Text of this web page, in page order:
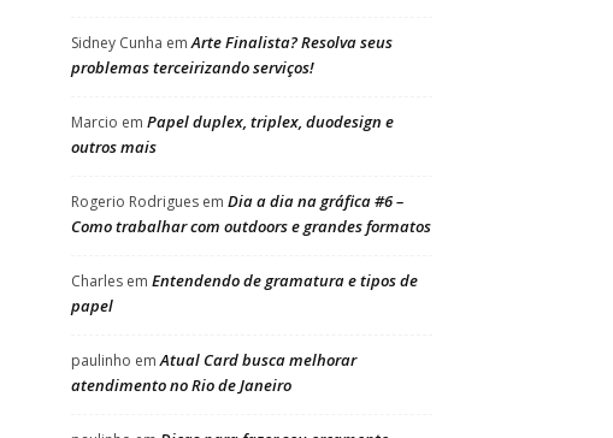
Sidney Cunha emArte Finalista? Resolva seus
problemas terceirizando serviços!
Marcio em Papel duplex, triplex, duodesign e
outros mais
Rogerio Rodrigues em Dia a dia na gráfica #6 –
Como trabalhar com outdoors e grandes formatos
Charles em Entendendo de gramatura e tipos de
papel
paulinho emAtual Card busca melhorar
atendimento no Rio de Janeiro